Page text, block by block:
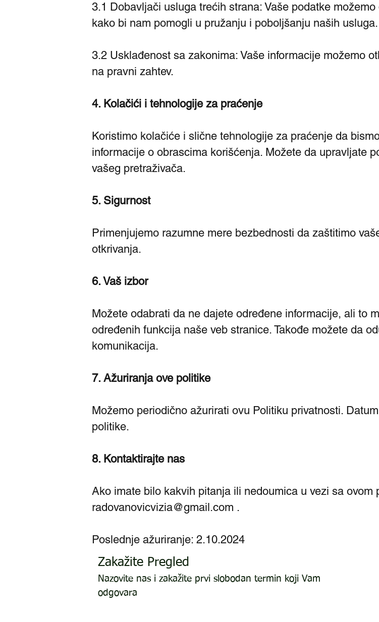
3.1 Dobavljači usluga trećih strana: Vaše podatke
kako bi nam pomogli u pružanju i poboljšanju naših usluga.
3.2 Usklađenost sa zakonima: Vaše informacije možemo
na pravni zahtev.
4. Kolačići i tehnologije za praćenje
Koristimo kolačiće i slične tehnologije za praćenje da
informacije o obrascima korišćenja. Možete da upravljate
vašeg pretraživača.
5. Sigurnost
Primenjujemo razumne mere bezbednosti da zaštitimo
otkrivanja.
6. Vaš izbor
Možete odabrati da ne dajete određene informacije, ali to
određenih funkcija naše veb stranice. Takođe možete da
komunikacija.
7. Ažuriranja ove politike
Možemo periodično ažurirati ovu Politiku privatnosti.
politike.
8. Kontaktirajte nas
Ako imate bilo kakvih pitanja ili nedoumica u vezi sa
radovanovicvizia@gmail.com .
Poslednje ažuriranje: 2.10.2024
Zakažite Pregled
Nazovite nas i zakažite prvi slobodan termin koji Vam
odgovara